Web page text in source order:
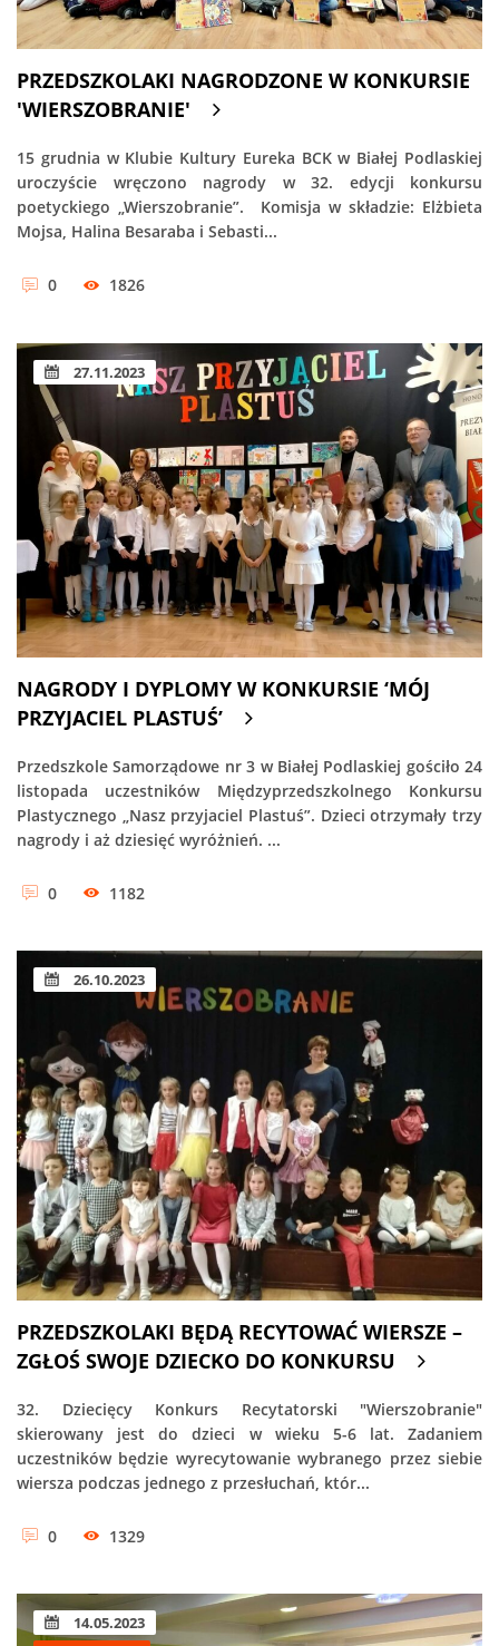
PRZEDSZKOLAKI NAGRODZONE W KONKURSIE
'WIERSZOBRANIE'
15 grudnia w Klubie Kultury Eureka BCK w Białej Podlaskiej
uroczyście wręczono nagrody w 32. edycji konkursu
poetyckiego „Wierszobranie”. Komisja w składzie: Elżbieta
Mojsa, Halina Besaraba i Sebasti...
0 1826
27.11.2023
NAGRODY I DYPLOMY W KONKURSIE ‘MÓJ
PRZYJACIEL PLASTUŚ’
Przedszkole Samorządowe nr 3 w Białej Podlaskiej gościło 24
listopada uczestników Międzyprzedszkolnego Konkursu
Plastycznego „Nasz przyjaciel Plastuś”. Dzieci otrzymały trzy
nagrody i aż dziesięć wyróżnień. ...
0 1182
26.10.2023
PRZEDSZKOLAKI BĘDĄ RECYTOWAĆ WIERSZE –
ZGŁOŚ SWOJE DZIECKO DO KONKURSU
32. Dziecięcy Konkurs Recytatorski "Wierszobranie"
skierowany jest do dzieci w wieku 5-6 lat. Zadaniem
uczestników będzie wyrecytowanie wybranego przez siebie
wiersza podczas jednego z przesłuchań, któr...
0 1329
14.05.2023